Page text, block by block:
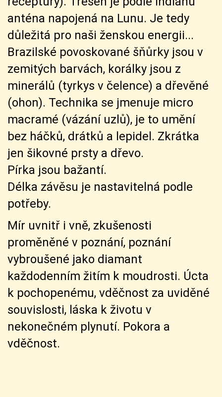
anténa napojená na Lunu. Je tedy
důležitá pro naši ženskou energii...
Brazilské povoskované šňůrky jsou v
zemitých barvách, korálky jsou z
minerálů (tyrkys v čelence) a dřevěné
(ohon). Technika se jmenuje micro
macramé (vázání uzlů), je to umění
bez háčků, drátků a lepidel. Zkrátka
jen šikovné prsty a dřevo.
Pírka jsou bažantí.
Délka závěsu je nastavitelná podle
potřeby.
Mír uvnitř i vně, zkušenosti
proměněné v poznání, poznání
vybroušené jako diamant
každodenním žitím k moudrosti. Úcta
k pochopenému, vděčnost za uviděné
souvislosti, láska k životu v
nekonečném plynutí. Pokora a
vděčnost.